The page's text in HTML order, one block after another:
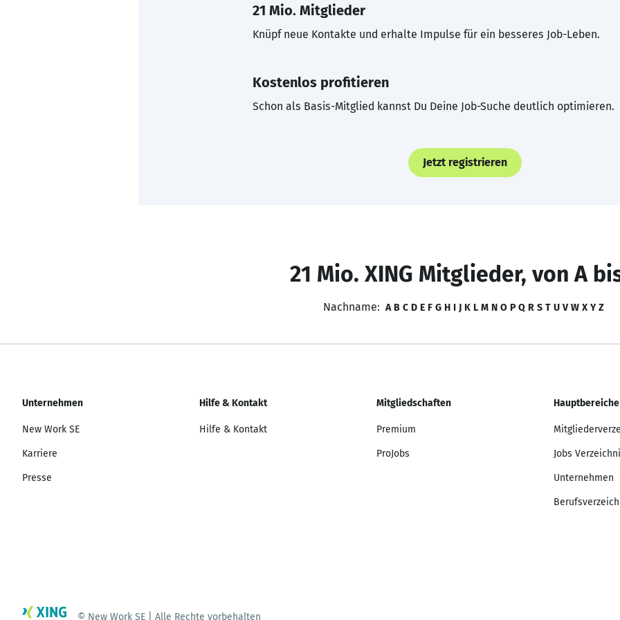
21 Mio. Mitglieder
Knüpf neue Kontakte und erhalte Impulse für ein besseres Job-Leben.
Kostenlos profitieren
Schon als Basis-Mitglied kannst Du Deine Job-Suche deutlich optimieren.
Jetzt registrieren
21 Mio. XING Mitglieder, von A
Nachname: A B C D E F G H I J K L M N O P Q R S T U V W X Y Z
Unternehmen
New Work SE
Karriere
Presse
Hilfe & Kontakt
Hilfe & Kontakt
Mitgliedschaften
Premium
ProJobs
Hauptbereiche
Jobs
Unternehmen
© New Work SE | Alle Rechte vorbehalten